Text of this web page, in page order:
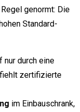
genormt: Die
Standard-
nur durch eine
zertifizierte
im Einbauschrank,